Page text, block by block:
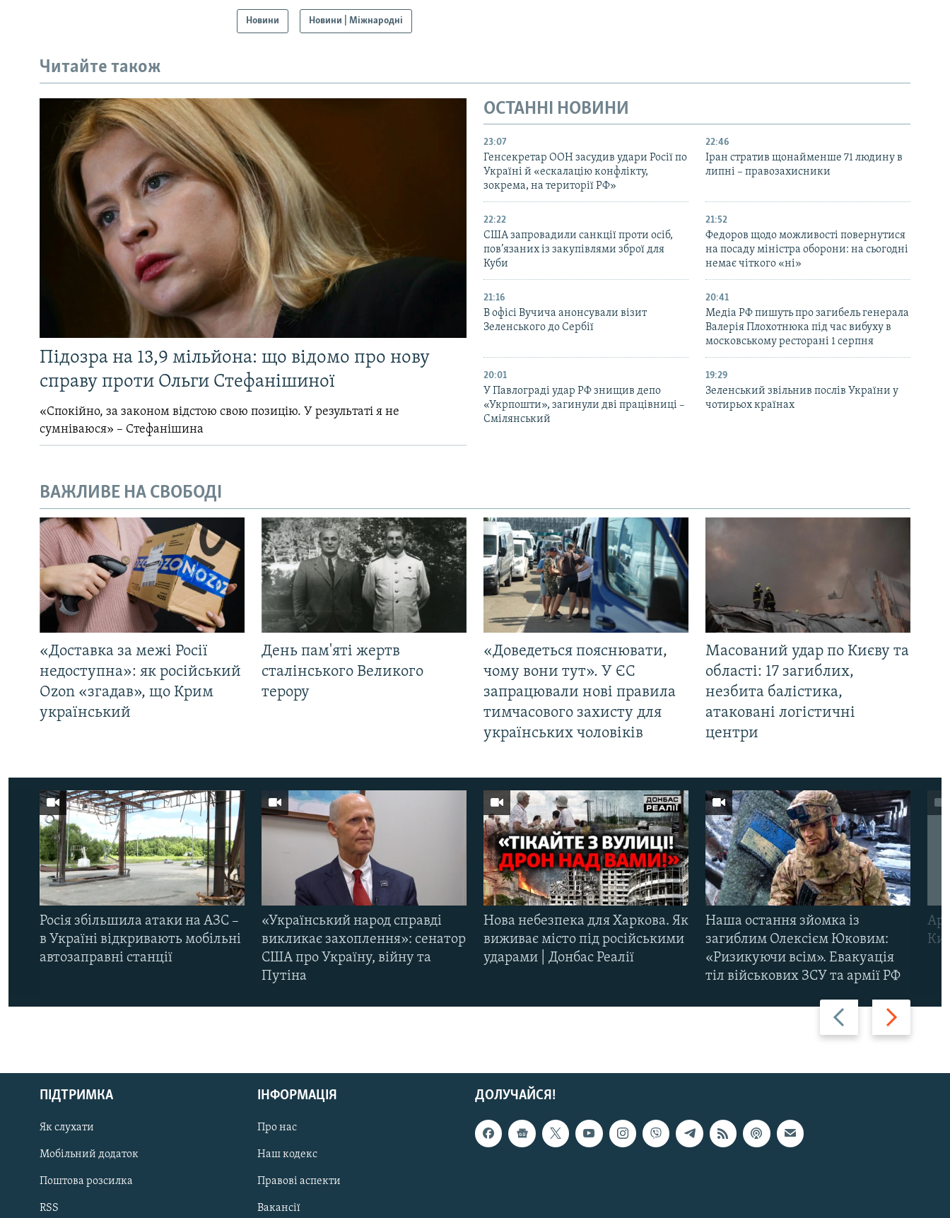
РУС
ДОЛУЧАЙСЯ!
Новини Новини | Міжнародні
Читайте також
Підозра на 13,9 мільйона: що відомо про нову
справу проти Ольги Стефанішиної
«Спокійно, за законом відстою свою позицію. У результаті я не
сумніваюся» – Стефанішина
ОСТАННІ НОВИНИ
23:07
Генсекретар ООН засудив удари Росії по
Україні й «ескалацію конфлікту,
зокрема, на території РФ»
22:46
Іран стратив щонайменше 71 людину в
липні – правозахисники
22:22
США запровадили санкції проти осіб,
пов’язаних із закупівлями зброї для
Куби
21:52
Федоров щодо можливості повернутися
на посаду міністра оборони: на сьогодні
немає чіткого «ні»
21:16
В офісі Вучича анонсували візит
Зеленського до Сербії
20:41
Медіа РФ пишуть про загибель генерала
Валерія Плохотнюка під час вибуху в
московському ресторані 1 серпня
20:01
У Павлограді удар РФ знищив депо
«Укрпошти», загинули дві працівниці –
Смілянський
19:29
Зеленський звільнив послів України у
чотирьох країнах
ВАЖЛИВЕ НА СВОБОДІ
«Доставка за межі Росії
недоступна»: як російський
Ozon «згадав», що Крим
український
День пам'яті жертв
сталінського Великого
терору
«Доведеться пояснювати,
чому вони тут». У ЄС
запрацювали нові правила
тимчасового захисту для
українських чоловіків
Масований удар по Києву та
області: 17 загиблих,
незбита балістика,
атаковані логістичні
центри
Назад Вперед
Росія збільшила атаки на АЗС –
в Україні відкривають мобільні
автозаправні станції
«Український народ справді
викликає захоплення»: сенатор
США про Україну, війну та
Путіна
Нова небезпека для Харкова. Як
виживає місто під російськими
ударами | Донбас Реалії
Наша остання зйомка із
загиблим Олексієм Юковим:
«Ризикуючи всім». Евакуація
тіл військових ЗСУ та армії РФ
ДОЛУЧАЙСЯ!
ПІДТРИМКА
Як слухати
Мобільний додаток
Поштова розсилка
RSS
ІНФОРМАЦІЯ
Про нас
Наш кодекс
Правові аспекти
Вакансії